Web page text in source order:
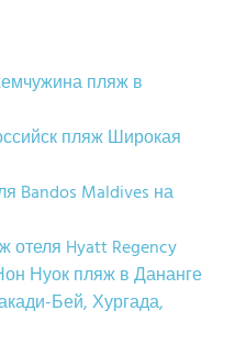
пляж в
пляж Широкая
Bandos Maldives на
отеля Hyatt Regency
Нуок пляж в Дананге
Бей, Хургада,